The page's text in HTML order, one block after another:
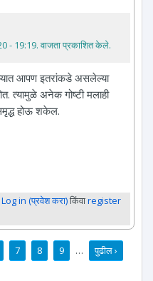
- 19:19. वाजता प्रकाशित केले.
आपण इतरांकडे असलेल्या
त्यामुळे अनेक गोष्टी मलाही
होऊ शकेल.
Log in (प्रवेश करा)किंवाregister
7 8 9 … पुढील ›